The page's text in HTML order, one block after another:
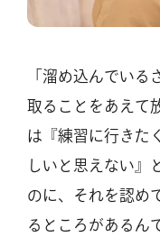
「溜め込んでいる
取ることをあえて
は『練習に行きた
しいと思えない』
のに、それを認め
るところがあるん